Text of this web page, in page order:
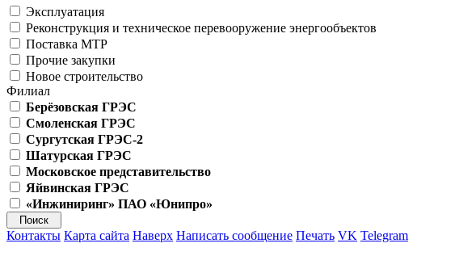
Эксплуатация
Реконструкция и техническое перевооружение энергообъектов
Поставка МТР
Прочие закупки
Новое строительство
Филиал
Берёзовская ГРЭС
Смоленская ГРЭС
Сургутская ГРЭС-2
Шатурская ГРЭС
Московское представительство
Яйвинская ГРЭС
«Инжиниринг» ПАО «Юнипро»
Контакты Карта сайта Наверх Написать сообщение Печать VK Telegram